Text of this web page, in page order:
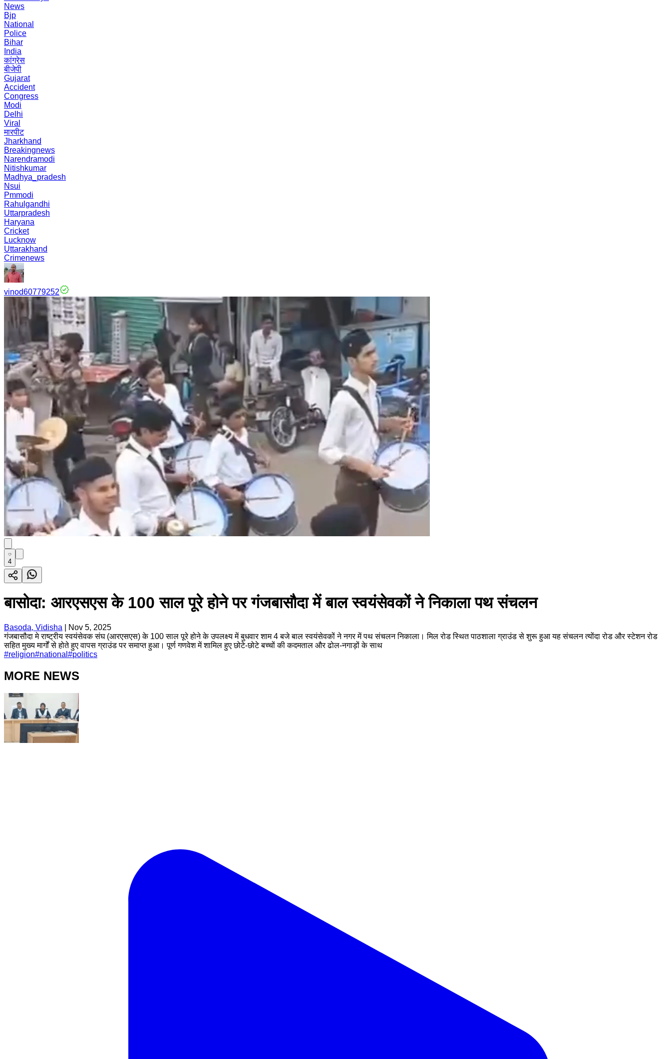
News
Bjp
National
Police
Bihar
India
कांग्रेस
बीजेपी
Gujarat
Accident
Congress
Modi
Delhi
Viral
मारपीट
Jharkhand
Breakingnews
Narendramodi
Nitishkumar
Madhya_pradesh
Nsui
Pmmodi
Rahulgandhi
Uttarpradesh
Haryana
Cricket
Lucknow
Uttarakhand
Crimenews
vinod60779252
4
बासोदा: आरएसएस के 100 साल पूरे होने पर गंजबासौदा में बाल स्वयंसेवकों ने निकाला पथ संचलन
Basoda, Vidisha
Nov 5, 2025
गंजबासौदा मे राष्ट्रीय स्वयंसेवक संघ (आरएसएस) के 100 साल पूरे होने के उपलक्ष्य में बुधवार शाम 4 बजे बाल स्वयंसेवकों ने नगर में पथ संचलन निकाला। मिल रोड स्थित पाठशाला ग्राउंड से शुरू हुआ यह संचलन त्योंदा रोड और स्टेशन रोड
सहित मुख्य मार्गों से होते हुए वापस ग्राउंड पर समाप्त हुआ। पूर्ण गणवेश में शामिल हुए छोटे-छोटे बच्चों की कदमताल और ढोल-नगाड़ों के साथ
#religion#national #politics
MORE NEWS